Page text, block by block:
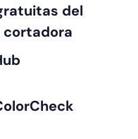
del
cortadora